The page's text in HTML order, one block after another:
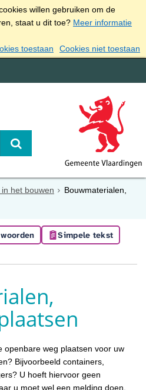
willen gebruiken om de
staat u dit toe? Meer informatie
toestaan
Cookies niet toestaan
het bouwen
Bouwmaterialen,
Simpele tekst
openbare weg plaatsen voor uw
Bijvoorbeeld containers,
U hoeft hiervoor geen
u moet wel een melding doen.